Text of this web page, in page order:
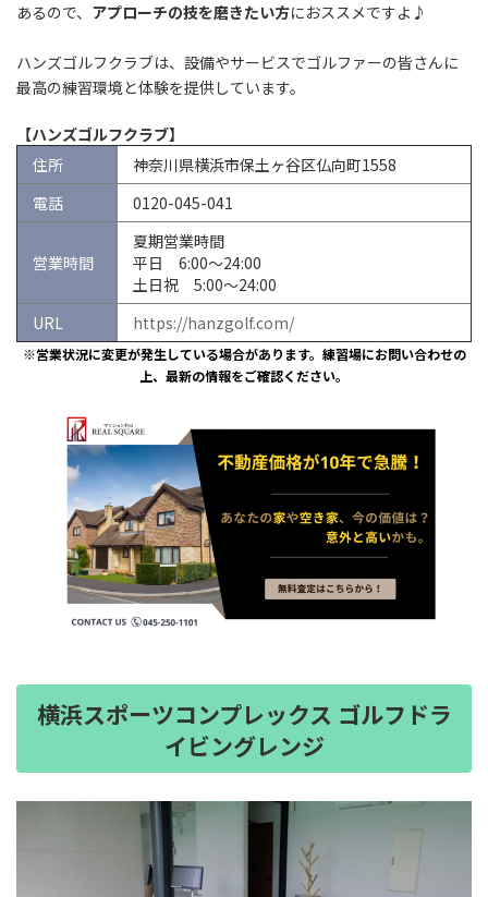
あるので、 アプローチの技を磨きたい方におススメですよ♪
ハンズゴルフクラブは、設備やサービスでゴルファーの皆さんに
最高の練習環境と体験を提供しています。
【ハンズゴルフクラブ】
住所
神奈川県横浜市保土ヶ谷区仏向町1558
電話
0120-045-041
営業時間
夏期営業時間
平日 6:00～24:00
土日祝 5:00～24:00
URL
https://hanzgolf.com/
※営業状況に変更が発生している場合があります。練習場にお問い合わせの
上、最新の情報をご確認ください。
横浜スポーツコンプレックス ゴルフドラ
イビングレンジ